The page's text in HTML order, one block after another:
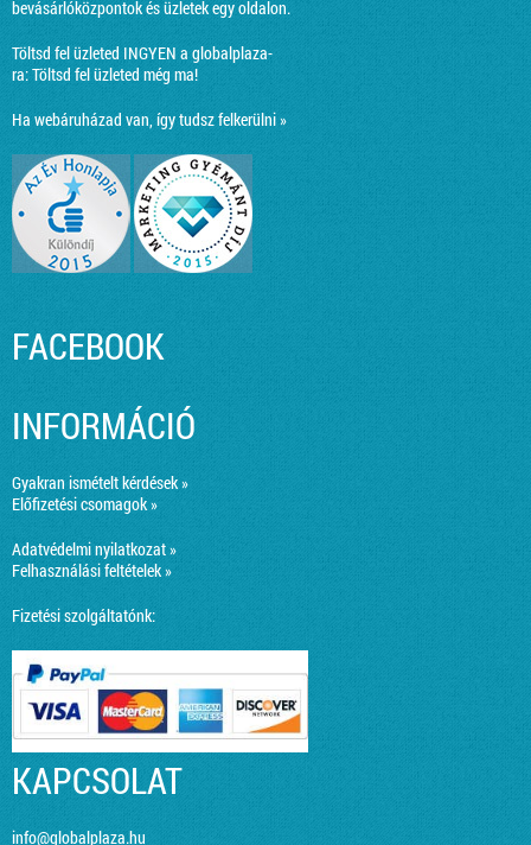
bevásárlóközpontok és üzletek egy oldalon.
Töltsd fel üzleted INGYEN a globalplaza-
ra:Töltsd fel üzleted még ma!
Ha webáruházad van, így tudsz felkerülni »
FACEBOOK
INFORMÁCIÓ
Gyakran ismételt kérdések »
Előfizetési csomagok »
Adatvédelmi nyilatkozat »
Felhasználási feltételek »
Fizetési szolgáltatónk:
KAPCSOLAT
info@globalplaza.hu